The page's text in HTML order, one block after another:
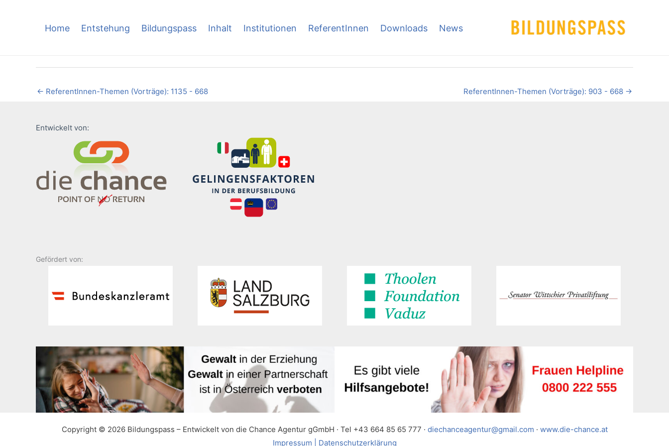
Home Entstehung Bildungspass Inhalt Institutionen ReferentInnen Downloads News
← ReferentInnen-Themen (Vorträge): 1135 - 668 ReferentInnen-Themen (Vorträge): 903 - 668 →
Entwickelt von:
Gefördert von:
Copyright © 2026 Bildungspass – Entwickelt von die Chance Agentur gGmbH · Tel +43 664 85 65 777 · diechanceagentur@gmail.com · www.die-chance.at
Impressum | Datenschutzerklärung